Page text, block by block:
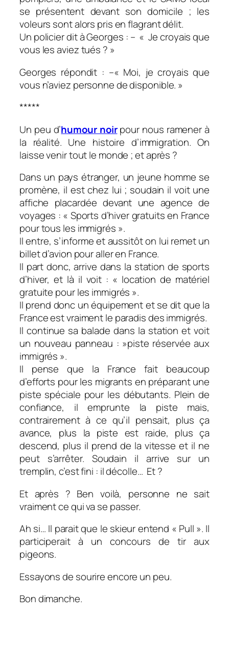
se présentent devant son domicile ; les
voleurs sont alors pris en flagrant délit.
Un policier dit à Georges : – « Je croyais que
vous les aviez tués ? »
Georges répondit : –« Moi, je croyais que
vous n’aviez personne de disponible. »
*****
Un peu d’humour noirpour nous ramener à
la réalité. Une histoire d’immigration. On
laisse venir tout le monde ; et après ?
Dans un pays étranger, un jeune homme se
promène, il est chez lui ; soudain il voit une
affiche placardée devant une agence de
voyages : « Sports d’hiver gratuits en France
pour tous les immigrés ».
Il entre, s’informe et aussitôt on lui remet un
billet d’avion pour aller en France.
Il part donc, arrive dans la station de sports
d’hiver, et là il voit : « location de matériel
gratuite pour les immigrés ».
Il prend donc un équipement et se dit que la
France est vraiment le paradis des immigrés.
Il continue sa balade dans la station et voit
un nouveau panneau : »piste réservée aux
immigrés ».
Il pense que la France fait beaucoup
d’efforts pour les migrants en préparant une
piste spéciale pour les débutants. Plein de
confiance, il emprunte la piste mais,
contrairement à ce qu’il pensait, plus ça
avance, plus la piste est raide, plus ça
descend, plus il prend de la vitesse et il ne
peut s’arrêter. Soudain il arrive sur un
tremplin, c’est fini : il décolle… Et ?
Et après ? Ben voilà, personne ne sait
vraiment ce qui va se passer.
Ah si… Il parait que le skieur entend « Pull ». Il
participerait à un concours de tir aux
pigeons.
Essayons de sourire encore un peu.
Bon dimanche.